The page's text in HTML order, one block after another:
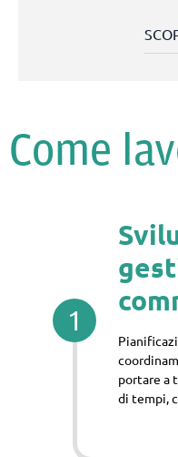
Come
1
portare a
di tempi,